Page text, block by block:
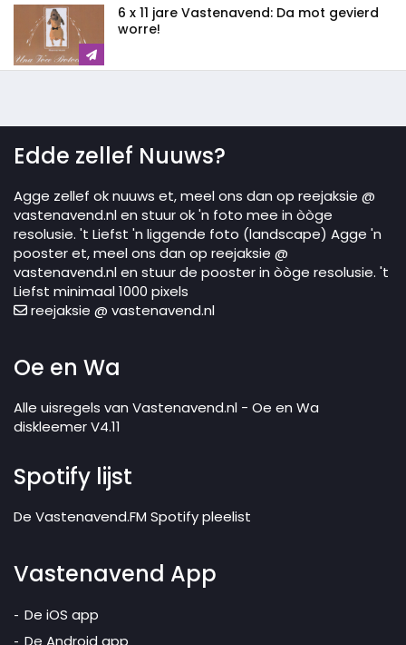
6 x 11 jare Vastenavend: Da mot gevierd
worre!
Edde zellef Nuuws?
Agge zellef ok nuuws et, meel ons dan op reejaksie @
vastenavend.nl en stuur ok 'n foto mee in òòge
resolusie. 't Liefst 'n liggende foto (landscape) Agge 'n
pooster et, meel ons dan op reejaksie @
vastenavend.nl en stuur de pooster in òòge resolusie. 't
Liefst minimaal 1000 pixels
reejaksie @ vastenavend.nl
Oe en Wa
Alle uisregels van Vastenavend.nl - Oe en Wa
diskleemer V4.11
Spotify lijst
De Vastenavend.FM Spotify pleelist
Vastenavend App
De iOS app